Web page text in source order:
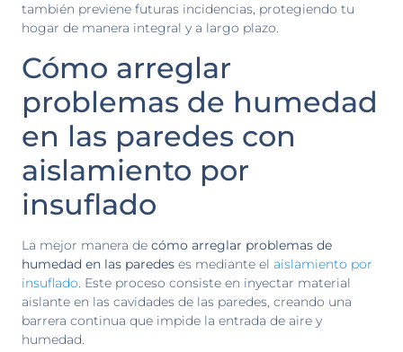
también previene futuras incidencias, protegiendo tu
hogar de manera integral y a largo plazo.
Cómo arreglar
problemas de humedad
en las paredes con
aislamiento por
insuflado
La mejor manera de cómo arreglar problemas de
humedad en las paredes es mediante el aislamiento por
insuflado . Este proceso consiste en inyectar material
aislante en las cavidades de las paredes, creando una
barrera continua que impide la entrada de aire y
humedad.